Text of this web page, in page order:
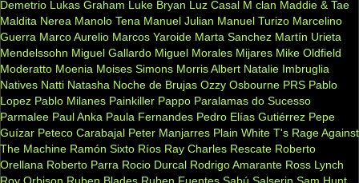
Demetrio Lukas Graham Luke Bryan Luz Casal M clan Maddie & Tae
Maldita Nerea Manolo Tena Manuel Julian Manuel Turizo Marcelino
Guerra Marco Aurelio Marcos Yaroide Marta Sanchez Martín Urieta
Mendelssohn Miguel Gallardo Miguel Morales Mijares Mike Oldfield
Moderatto Moenia Moises Simons Morris Albert Natalie Imbruglia
Natives Natti Natasha Noche de Brujas Ozzy Osbourne PRS Pablo
Lopez Pablo Milanes Painkiller Pappo Paralamas do Sucesso
Parmalee Paul Anka Paula Fernandes Pedro Elías Gutiérrez Pepe
Guízar Peteco Carabajal Peter Manjarres Plain White T's Rage Against
The Machine Ramón Sixto Ríos Ray Charles Rescate Roberto
Orellana Roberto Parra Rocio Durcal Rodrigo Amarante Ross Lynch